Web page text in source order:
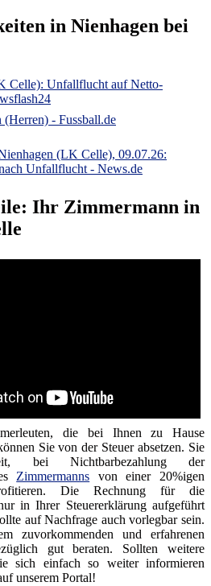
in Nienhagen bei
Celle): Unfallflucht auf Netto-
- Fussball.de
(LK Celle), 09.07.26:
Unfallflucht - News.de
Ihr Zimmermann in
die bei Ihnen zu Hause
Sie von der Steuer absetzen. Sie
bei Nichtbarbezahlung der
Zimmermanns von einer 20%igen
Die Rechnung für die
in Ihrer Steuererklärung aufgeführt
auf Nachfrage auch vorlegbar sein.
zuvorkommenden und erfahrenen
gut beraten. Sollten weitere
sich einfach so weiter informieren
unserem Portal!